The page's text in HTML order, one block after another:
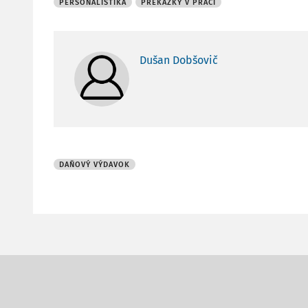
PERSONALISTIKA PREKÁŽKY V PRÁCI
Dušan Dobšovič
DAŇOVÝ VÝDAVOK